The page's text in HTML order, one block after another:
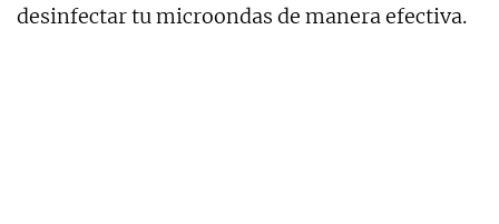
desinfectar tu microondas de manera efectiva.